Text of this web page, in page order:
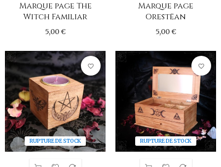
Marque page The
Witch Familiar
5,00 €
Marque page
Orestëan
5,00 €
RUPTURE DE STOCK
favorite_border
RUPTURE DE STOCK
favorite_border